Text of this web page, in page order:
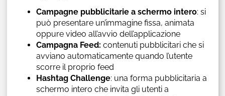
Campagne pubblicitarie a schermo intero: si
può presentare un’immagine fissa, animata
oppure video all’avvio dell’applicazione
Campagna Feed: contenuti pubblicitari che si
avviano automaticamente quando l’utente
scorre il proprio feed
Hashtag Challenge: una forma pubblicitaria a
schermo intero che invita gli utenti a